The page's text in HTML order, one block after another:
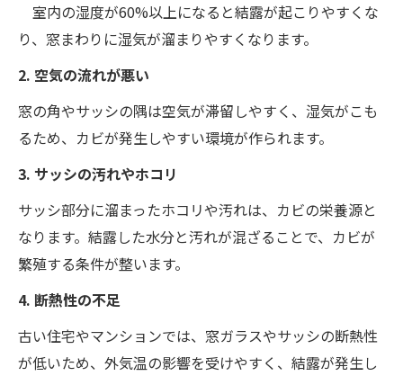
室内の湿度が60%以上になると結露が起こりやすくな
り、窓まわりに湿気が溜まりやすくなります。
2. 空気の流れが悪い
窓の角やサッシの隅は空気が滞留しやすく、湿気がこも
るため、カビが発生しやすい環境が作られます。
3. サッシの汚れやホコリ
サッシ部分に溜まったホコリや汚れは、カビの栄養源と
なります。結露した水分と汚れが混ざることで、カビが
繁殖する条件が整います。
4. 断熱性の不足
古い住宅やマンションでは、窓ガラスやサッシの断熱性
が低いため、外気温の影響を受けやすく、結露が発生し